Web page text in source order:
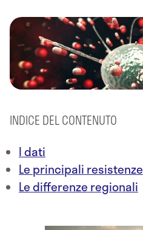
INDICE DEL CONTENUTO
I dati
Le principali resistenze
Le differenze regionali